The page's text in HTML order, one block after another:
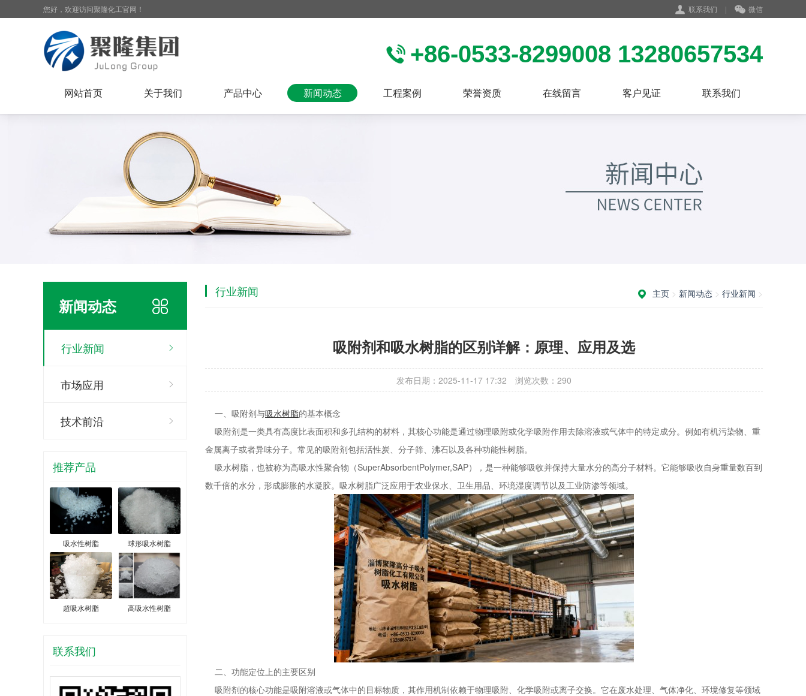
联系我们 | 微信
您好，欢迎访问聚隆化工官网！
+86-0533-8299008 13280657534
网站首页 关于我们 产品中心 新闻动态 工程案例 荣誉资质 在线留言 客户见证 联系我们
新闻动态
行业新闻
市场应用
技术前沿
推荐产品
吸水性树脂 球形吸水树脂
超吸水树脂 高吸水性树脂
联系我们
主页 > 新闻动态 > 行业新闻 >
行业新闻
吸附剂和吸水树脂的区别详解：原理、应用及选
发布日期：2025-11-17 17:32 浏览次数： 290
一、吸附剂与吸水树脂的基本概念
吸附剂是一类具有高度比表面积和多孔结构的材料，其核心功能是通过物理吸附或化学吸附作用去除溶液或气体中的特定成分。例如有机污染物、重
金属离子或者异味分子。常见的吸附剂包括活性炭、分子筛、沸石以及各种功能性树脂。
吸水树脂，也被称为高吸水性聚合物（SuperAbsorbentPolymer,SAP），是一种能够吸收并保持大量水分的高分子材料。它能够吸收自身重量数百到
数千倍的水分，形成膨胀的水凝胶。吸水树脂广泛应用于农业保水、卫生用品、环境湿度调节以及工业防渗等领域。
二、功能定位上的主要区别
吸附剂的核心功能是吸附溶液或气体中的目标物质，其作用机制依赖于物理吸附、化学吸附或离子交换。它在废水处理、气体净化、环境修复等领域